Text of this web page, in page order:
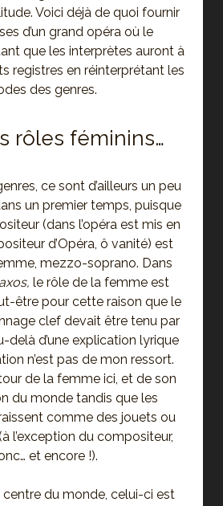
Voici déjà de quoi fournir
d’un grand opéra où le
que les interprètes auront à
registres en réinterprétant les
des genres.
rôles féminins…
ce sont d’ailleurs un peu
un premier temps, puisque
(dans l’opéra est mis en
d’Opéra, ô vanité) est
mezzo-soprano. Dans
le rôle de la femme est
être pour cette raison que le
clef devait être tenu par
delà d’une explication lyrique
n’est pas de mon ressort.
de la femme ici, et de son
du monde tandis que les
comme des jouets ou
l’exception du compositeur,
et encore !).
centre du monde, celui-ci est